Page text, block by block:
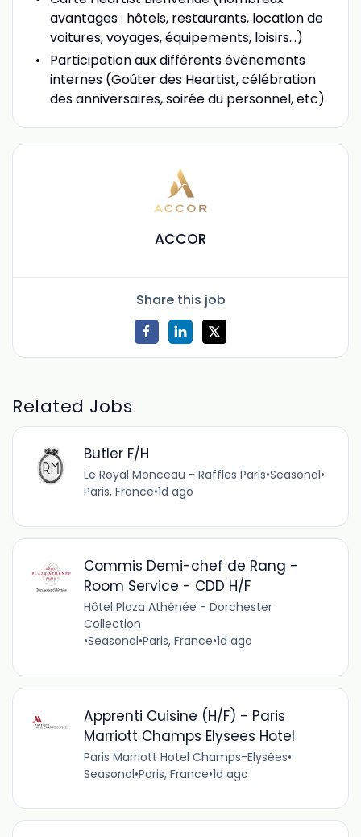
avantages : hôtels, restaurants, location de
voitures, voyages, équipements, loisirs...)
Participation aux différents évènements
internes (Goûter des Heartist, célébration
des anniversaires, soirée du personnel, etc)
ACCOR
Share this job
Related Jobs
Butler F/H
Le Royal Monceau - Raffles Paris•Seasonal•
Paris, France•1d ago
Commis Demi-chef de Rang -
Room Service - CDD H/F
Hôtel Plaza Athénée - Dorchester
Collection
•Seasonal•Paris, France•1d ago
Apprenti Cuisine (H/F) - Paris
Marriott Champs Elysees Hotel
Paris Marriott Hotel Champs-Elysées•
Seasonal•Paris, France•1d ago